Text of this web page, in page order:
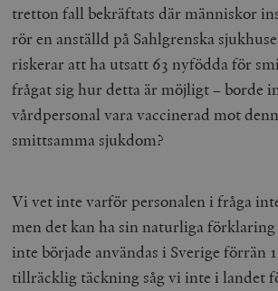
tretton fall bekräftats där människor
rör en anställd på Sahlgrenska
riskerar att ha utsatt 63 nyfödda för
frågat sig hur detta är möjligt – borde
vårdpersonal vara vaccinerad mot
smittsamma sjukdom?
Vi vet inte varför personalen i fråga
men det kan ha sin naturliga
inte började användas i Sverige förrän
tillräcklig täckning såg vi inte i landet